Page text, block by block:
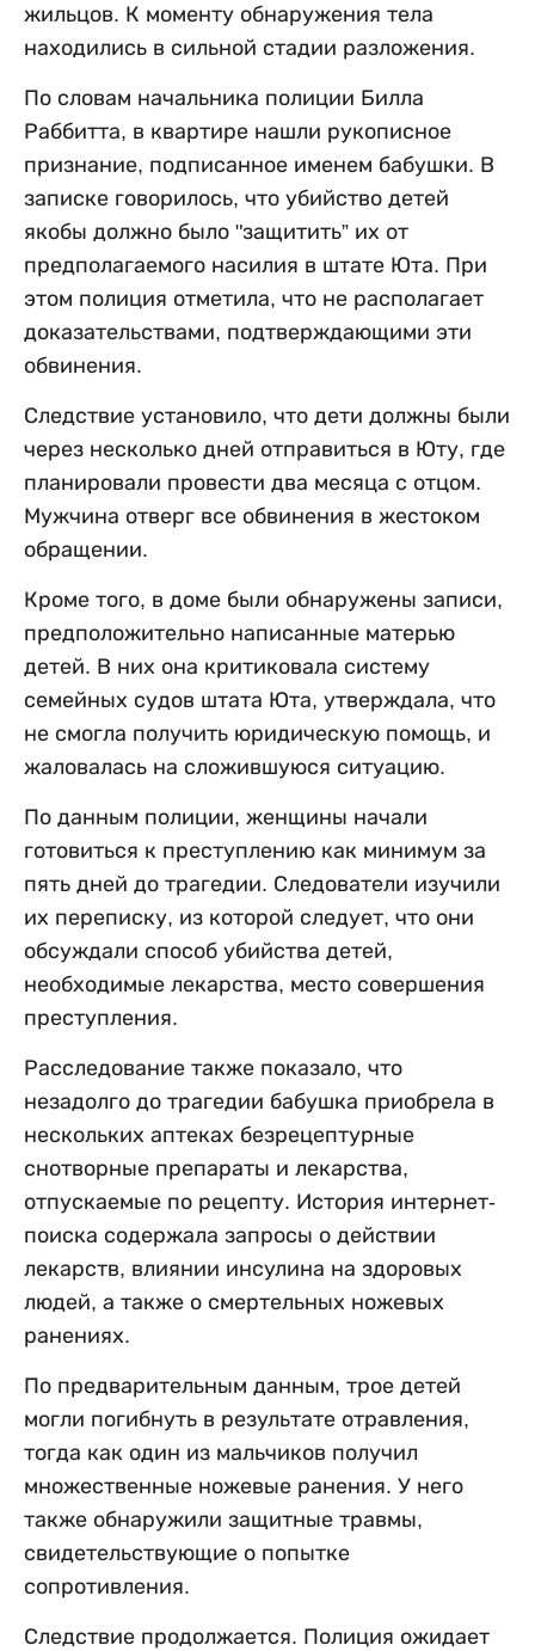
жильцов. К моменту обнаружения тела
находились в сильной стадии разложения.
По словам начальника полиции Билла
Раббитта, в квартире нашли рукописное
признание, подписанное именем бабушки. В
записке говорилось, что убийство детей
якобы должно было "защитить” их от
предполагаемого насилия в штате Юта. При
этом полиция отметила, что не располагает
доказательствами, подтверждающими эти
обвинения.
Следствие установило, что дети должны были
через несколько дней отправиться в Юту, где
планировали провести два месяца с отцом.
Мужчина отверг все обвинения в жестоком
обращении.
Кроме того, в доме были обнаружены записи,
предположительно написанные матерью
детей. В них она критиковала систему
семейных судов штата Юта, утверждала, что
не смогла получить юридическую помощь, и
жаловалась на сложившуюся ситуацию.
По данным полиции, женщины начали
готовиться к преступлению как минимум за
пять дней до трагедии. Следователи изучили
их переписку, из которой следует, что они
обсуждали способ убийства детей,
необходимые лекарства, место совершения
преступления.
Расследование также показало, что
незадолго до трагедии бабушка приобрела в
нескольких аптеках безрецептурные
снотворные препараты и лекарства,
отпускаемые по рецепту. История интернет-
поиска содержала запросы о действии
лекарств, влиянии инсулина на здоровых
людей, а также о смертельных ножевых
ранениях.
По предварительным данным, трое детей
могли погибнуть в результате отравления,
тогда как один из мальчиков получил
множественные ножевые ранения. У него
также обнаружили защитные травмы,
свидетельствующие о попытке
сопротивления.
Следствие продолжается. Полиция ожидает